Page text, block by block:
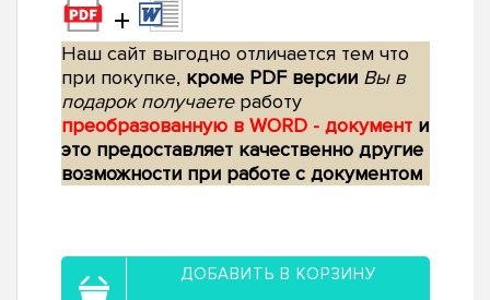
+
Наш сайт выгодно отличается тем что
при покупке, кроме PDF версии Вы в
подарок получаетеработу
преобразованную в WORD - документ и
это предоставляет качественно другие
возможности при работе с документом
ДОБАВИТЬ В КОРЗИНУ